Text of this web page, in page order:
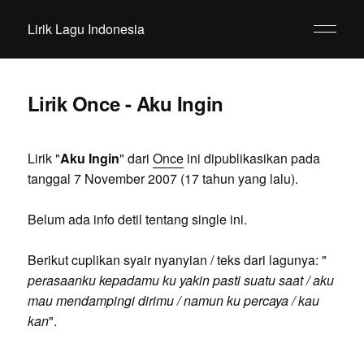
Lirik Lagu Indonesia
Lirik Once - Aku Ingin
Lirik "Aku Ingin" dari Onceini dipublikasikan pada
tanggal 7 November 2007 (17 tahun yang lalu).
Belum ada info detil tentang single ini.
Berikut cuplikan syair nyanyian / teks dari lagunya: "
perasaanku kepadamu ku yakin pasti suatu saat / aku
mau mendampingi dirimu / namun ku percaya / kau
kan".